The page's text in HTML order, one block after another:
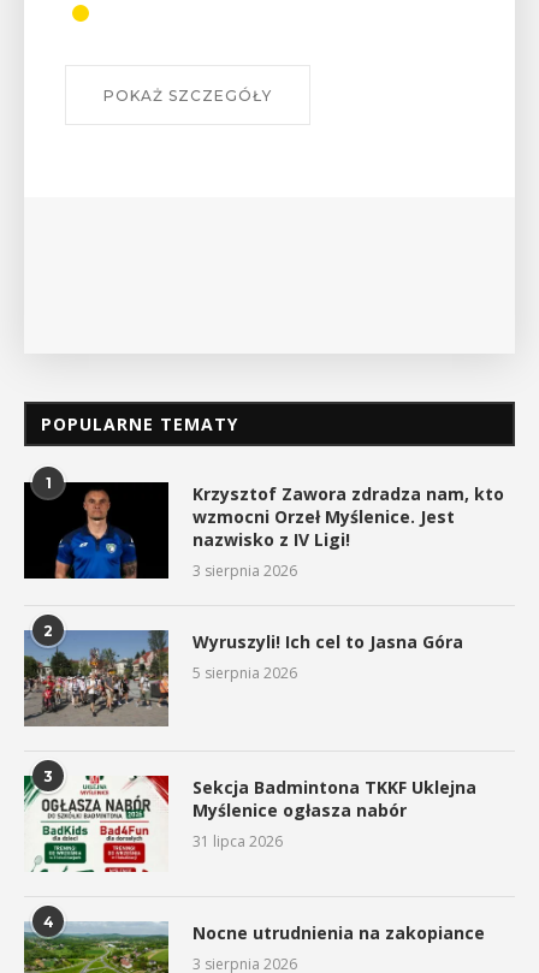
POPULARNE TEMATY
1
Krzysztof Zawora zdradza nam, kto
wzmocni Orzeł Myślenice. Jest
nazwisko z IV Ligi!
3 sierpnia 2026
2 Wyruszyli! Ich cel to Jasna Góra
5 sierpnia 2026
3
Sekcja Badmintona TKKF Uklejna
Myślenice ogłasza nabór
31 lipca 2026
4 Nocne utrudnienia na zakopiance
3 sierpnia 2026